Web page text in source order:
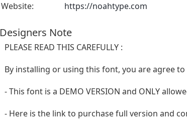
Website:
https://noahtype.com
Designers Note
PLEASE READ THIS CAREFULLY :
By installing or using this font, you are agree
- This font is a DEMO VERSION and ONLY
- Here is the link to purchase full version and